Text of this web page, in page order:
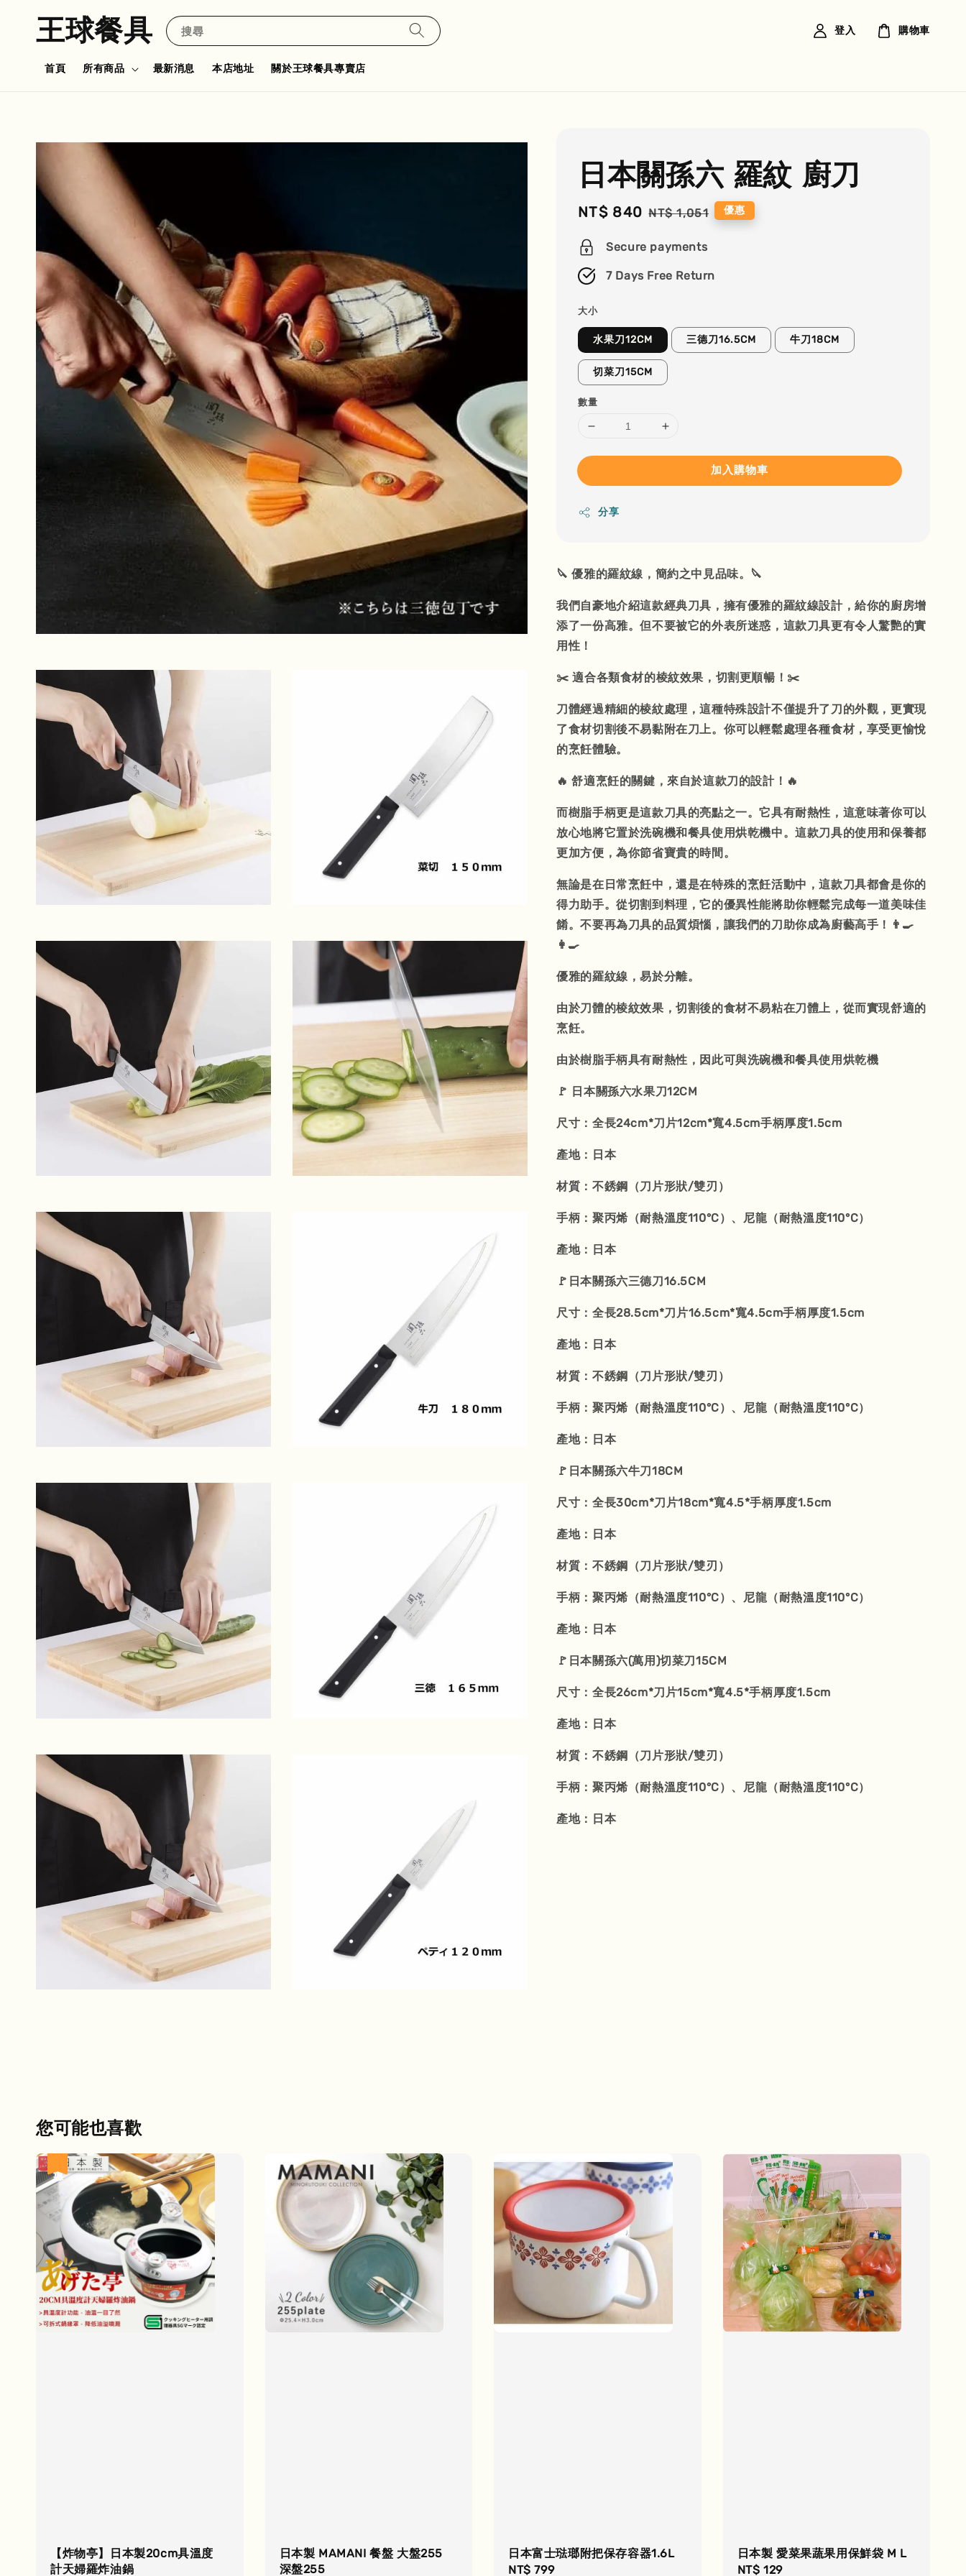
王球餐具 搜尋
首頁 所有商品 最新消息 本店地址 關於王球餐具專賣店
登入 購物車
日本關孫六 羅紋 廚刀
Sale
NT$ 840 Regular
NT$ 1,051 優惠
Secure payments
7 Days Free Return
大小
水果刀12CM 三德刀16.5CM 牛刀18CM
切菜刀15CM
數量
加入購物車
分享
🔪 優雅的羅紋線，簡約之中見品味。🔪
我們自豪地介紹這款經典刀具，擁有優雅的羅紋線設計，給你的廚房增
添了一份高雅。但不要被它的外表所迷惑，這款刀具更有令人驚艷的實
用性！
✂️ 適合各類食材的棱紋效果，切割更順暢！✂️
刀體經過精細的棱紋處理，這種特殊設計不僅提升了刀的外觀，更實現
了食材切割後不易黏附在刀上。你可以輕鬆處理各種食材，享受更愉悅
的烹飪體驗。
🔥 舒適烹飪的關鍵，來自於這款刀的設計！🔥
而樹脂手柄更是這款刀具的亮點之一。它具有耐熱性，這意味著你可以
放心地將它置於洗碗機和餐具使用烘乾機中。這款刀具的使用和保養都
更加方便，為你節省寶貴的時間。
無論是在日常烹飪中，還是在特殊的烹飪活動中，這款刀具都會是你的
得力助手。從切割到料理，它的優異性能將助你輕鬆完成每一道美味佳
餚。不要再為刀具的品質煩惱，讓我們的刀助你成為廚藝高手！👨‍🍳
👩‍🍳
優雅的羅紋線，易於分離。
由於刀體的棱紋效果，切割後的食材不易粘在刀體上，從而實現舒適的
烹飪。
由於樹脂手柄具有耐熱性，因此可與洗碗機和餐具使用烘乾機
🚩 日本關孫六水果刀12CM
尺寸：全長24cm*刀片12cm*寬4.5cm手柄厚度1.5cm
產地：日本
材質：不銹鋼（刀片形狀/雙刃）
手柄：聚丙烯（耐熱溫度110°C）、尼龍（耐熱溫度110°C）
產地：日本
🚩日本關孫六三德刀16.5CM
尺寸：全長28.5cm*刀片16.5cm*寬4.5cm手柄厚度1.5cm
產地：日本
材質：不銹鋼（刀片形狀/雙刃）
手柄：聚丙烯（耐熱溫度110°C）、尼龍（耐熱溫度110°C）
產地：日本
🚩日本關孫六牛刀18CM
尺寸：全長30cm*刀片18cm*寬4.5*手柄厚度1.5cm
產地：日本
材質：不銹鋼（刀片形狀/雙刃）
手柄：聚丙烯（耐熱溫度110°C）、尼龍（耐熱溫度110°C）
產地：日本
🚩日本關孫六(萬用)切菜刀15CM
尺寸：全長26cm*刀片15cm*寬4.5*手柄厚度1.5cm
產地：日本
材質：不銹鋼（刀片形狀/雙刃）
手柄：聚丙烯（耐熱溫度110°C）、尼龍（耐熱溫度110°C）
產地：日本
您可能也喜歡
【炸物亭】日本製20cm具溫度
計天婦羅炸油鍋
日本製 MAMANI 餐盤 大盤255
深盤255
日本富士琺瑯附把保存容器1.6L
Regular
NT$ 799
日本製 愛菜果蔬果用保鮮袋 M L
Regular
NT$ 129